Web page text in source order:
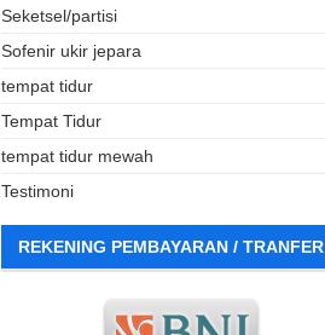
Seketsel/partisi
Sofenir ukir jepara
tempat tidur
Tempat Tidur
tempat tidur mewah
Testimoni
REKENING PEMBAYARAN / TRANFER